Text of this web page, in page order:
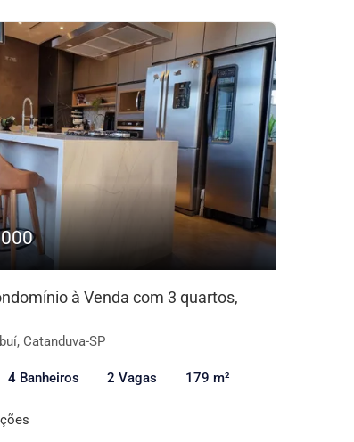
à Venda com 3 quartos,
Catanduva-SP
4 Banheiros 2 Vagas 179 m²